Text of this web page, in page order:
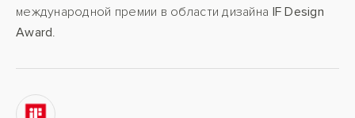
международной премии в области дизайна IF Design
Award.